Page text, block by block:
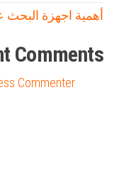
أهمية اجهزة
Comments
Commenter